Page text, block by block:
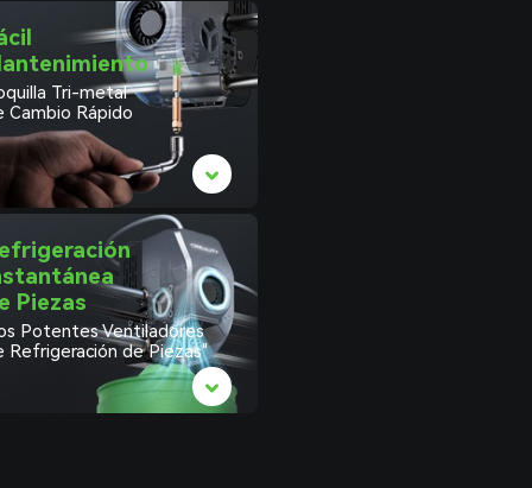
Tri-metal
Cambio Rápido
Piezas
Potentes Ventiladores
Refrigeración de Piezas"